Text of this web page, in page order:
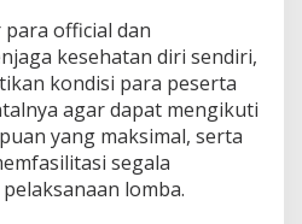
official dan
kesehatan diri sendiri,
kondisi para peserta
agar dapat mengikuti
yang maksimal, serta
segala
lomba.